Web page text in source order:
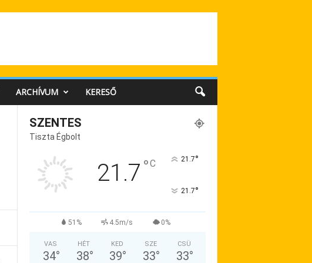
ARCHÍVUM KERESŐ
SZENTES
Tiszta Égbolt
21.7 °C 21.7°
21.7°
51% 4.5m/s 0%
VAS
34°
HÉT
38°
KED
39°
SZE
33°
CSÜ
33°